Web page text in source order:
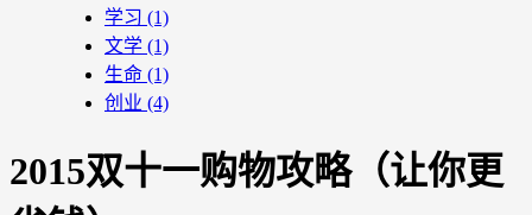
学习 (1)
文学 (1)
生命 (1)
创业 (4)
2015双十一购物攻略（让你更